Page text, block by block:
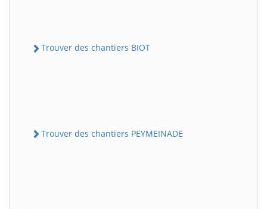
Trouver des chantiers BIOT
Trouver des chantiers PEYMEINADE